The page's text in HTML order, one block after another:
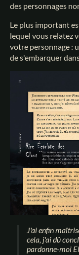
des personnages
Le plus important
lequel vous relatez
votre personnage :
de s'embarquer
J'ai enfin
cela, j'ai dû
pardonne-moi